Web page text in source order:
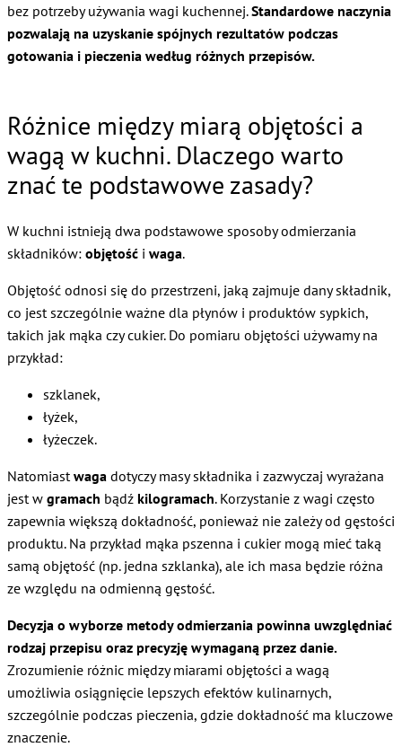
bez potrzeby używania wagi kuchennej.Standardowe naczynia
pozwalają na uzyskanie spójnych rezultatów podczas
gotowania i pieczenia według różnych przepisów.
Różnice między miarą objętości a
wagą w kuchni. Dlaczego warto
znać te podstawowe zasady?
W kuchni istnieją dwa podstawowe sposoby odmierzania
składników: objętość i waga.
Objętość odnosi się do przestrzeni, jaką zajmuje dany składnik,
co jest szczególnie ważne dla płynów i produktów sypkich,
takich jak mąka czy cukier. Do pomiaru objętości używamy na
przykład:
szklanek,
łyżek,
łyżeczek.
Natomiast waga dotyczy masy składnika i zazwyczaj wyrażana
jest w gramach bądź kilogramach. Korzystanie z wagi często
zapewnia większą dokładność, ponieważ nie zależy od gęstości
produktu. Na przykład mąka pszenna i cukier mogą mieć taką
samą objętość (np. jedna szklanka), ale ich masa będzie różna
ze względu na odmienną gęstość.
Decyzja o wyborze metody odmierzania powinna uwzględniać
rodzaj przepisu oraz precyzję wymaganą przez danie.
Zrozumienie różnic między miarami objętości a wagą
umożliwia osiągnięcie lepszych efektów kulinarnych,
szczególnie podczas pieczenia, gdzie dokładność ma kluczowe
znaczenie.